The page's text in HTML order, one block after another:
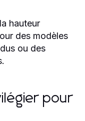
hauteur
des modèles
ou des
pour